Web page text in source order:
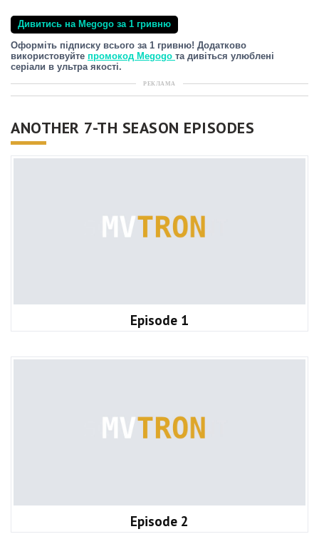
Дивитись на Megogo за 1 гривню
Оформіть підписку всього за 1 гривню! Додатково
використовуйте промокод Megogo та дивіться улюблені
серіали в ультра якості.
РЕКЛАМА
ANOTHER 7-TH SEASON EPISODES
Episode 1
Episode 2